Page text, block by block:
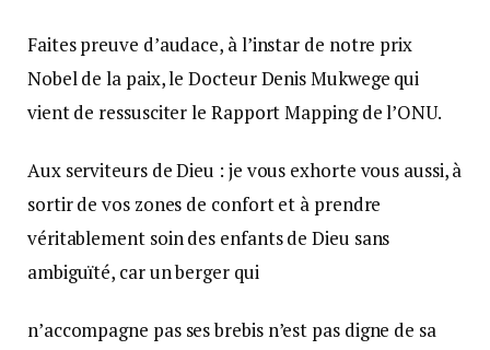
Faites preuve d’audace, à l’instar de notre prix
Nobel de la paix, le Docteur Denis Mukwege qui
vient de ressusciter le Rapport Mapping de l’ONU.
Aux serviteurs de Dieu : je vous exhorte vous aussi, à
sortir de vos zones de confort et à prendre
véritablement soin des enfants de Dieu sans
ambiguïté, car un berger qui
n’accompagne pas ses brebis n’est pas digne de sa